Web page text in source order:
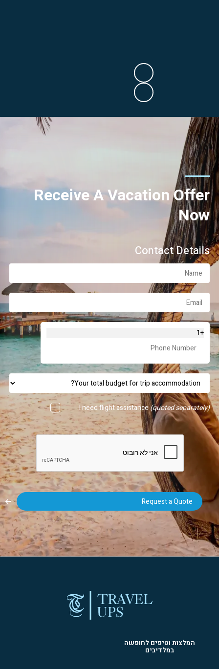
Receive A Vacation Offer
Now
Contact Details
+1
I need flight assistance(quoted separately)
המלצות וטיפים לחופשה
במלדיבים